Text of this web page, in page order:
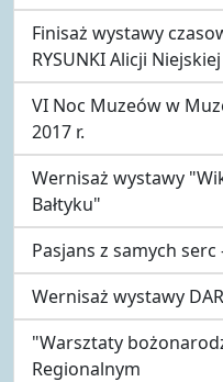
Finisaż wystawy
RYSUNKI Alicji Niejskiej
VI Noc Muzeów w
2017 r.
Wernisaż wystawy
Bałtyku"
Pasjans z samych
Wernisaż wystawy
"Warsztaty
Regionalnym